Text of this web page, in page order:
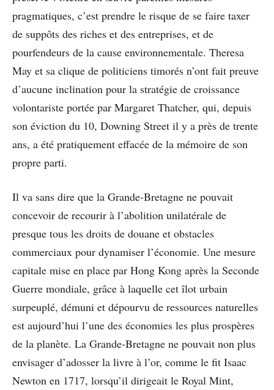
pragmatiques, c’est prendre le risque de se faire taxer
de suppôts des riches et des entreprises, et de
pourfendeurs de la cause environnementale. Theresa
May et sa clique de politiciens timorés n’ont fait preuve
d’aucune inclination pour la stratégie de croissance
volontariste portée par Margaret Thatcher, qui, depuis
son éviction du 10, Downing Street il y a près de trente
ans, a été pratiquement effacée de la mémoire de son
propre parti.
Il va sans dire que la Grande-Bretagne ne pouvait
concevoir de recourir à l’abolition unilatérale de
presque tous les droits de douane et obstacles
commerciaux pour dynamiser l’économie. Une mesure
capitale mise en place par Hong Kong après la Seconde
Guerre mondiale, grâce à laquelle cet îlot urbain
surpeuplé, démuni et dépourvu de ressources naturelles
est aujourd’hui l’une des économies les plus prospères
de la planète. La Grande-Bretagne ne pouvait non plus
envisager d’adosser la livre à l’or, comme le fit Isaac
Newton en 1717, lorsqu’il dirigeait le Royal Mint,